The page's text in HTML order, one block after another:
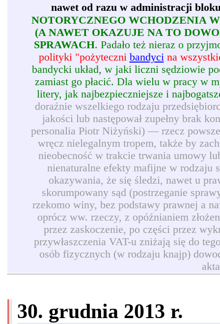
nawet od razu w administracji
NOTORYCZNEGO WCHODZENIA
(A NAWET OKAZUJE NA TO
SPRAWACH. Padało też nieraz o
polityki "pożyteczni bandycina
bandycki układ, w jaki liczni sędziowie
zamiast go płacić. Dla wielu w pracy w
litery, jak najbezpieczniejsze i
doraźnie wszelkiego rodzaju
jakości lub następował zupełny brak
personalia Piotr Niżyński) — rzecz
wręcz nielegalnym tropem, także by
nieobecność w trakcie trwania umowy
nienaturalne efekty mafijne w rodzaju
okazywania, że się śledzi, nawet u
skorumpowany sąd (postrzeganie
rzekomo winy, bez podstawy prawnej a
oprócz ww. rzeczy, z opóźnianiem
przez zaskoczenie, po części przez
przywłaszczenia VAT-u zniżają się do
osób fizycznych (w rodzaju knajp)
30. grudnia 2013 r.